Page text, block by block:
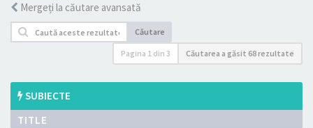
Mergeți la căutare avansată
Căutare
Pagina 1 din 3 Căutarea a găsit 68 rezultate
SUBIECTE
TITLE